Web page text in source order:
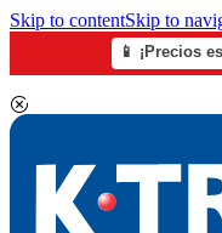
Skip to contentSkip to
📱 ¡Precios